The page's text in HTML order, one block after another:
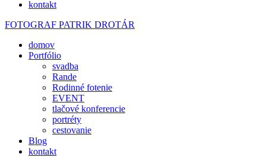
kontakt
FOTOGRAF PATRIK DROTÁR
domov
Portfólio
svadba
Rande
Rodinné fotenie
EVENT
tlačové konferencie
portréty
cestovanie
Blog
kontakt